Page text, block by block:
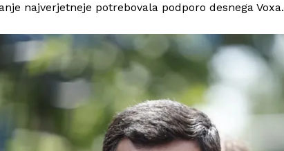
najverjetneje potrebovala podporo desnega Voxa.